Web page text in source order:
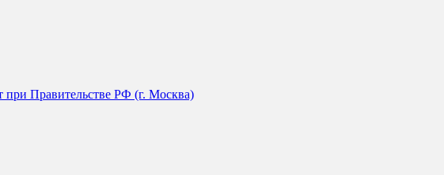
Правительстве РФ (г. Москва)